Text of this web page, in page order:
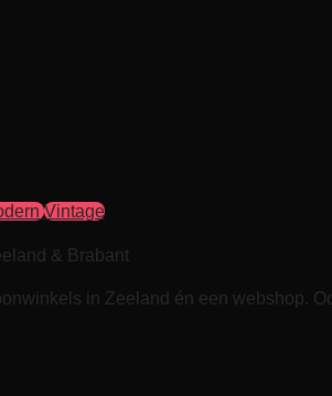
Vintage
& Brabant
in Zeeland én een webshop.